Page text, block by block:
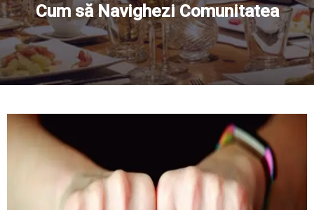
Cum să Navighezi Comunitatea